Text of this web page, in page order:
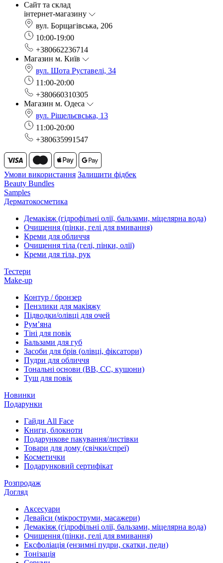
Сайт та склад
інтернет-магазину
вул. Борщагівська, 206
10:00-19:00
+380662236714
Магазин м. Київ
вул. Шота Руставелі, 34
11:00-20:00
+380660310305
Магазин м. Одеса
вул. Рішельєвська, 13
11:00-20:00
+380635991547
Умови використання Залишити фідбек
Beauty Bundles
Samples
Дерматокосметика
Демакіяж (гідрофільні олії, бальзами, міцелярна вода)
Очищення (пінки, гелі для вмивання)
Креми для обличчя
Очищення тіла (гелі, пінки, олії)
Креми для тіла, рук
Тестери
Make-up
Контур / бронзер
Пензлики для макіяжу
Підводки/олівці для очей
Румʼяна
Тіні для повік
Бальзами для губ
Засоби для брів (олівці, фіксатори)
Пудри для обличчя
Тональні основи (BB, CC, кушони)
Туш для повік
Новинки
Подарунки
Гайди All Face
Книги, блокноти
Подарункове пакування/листівки
Товари для дому (свічки/спреї)
Косметички
Подарунковий сертифікат
Розпродаж
Догляд
Аксесуари
Девайси (мікроструми, масажери)
Демакіяж (гідрофільні олії, бальзами, міцелярна вода)
Очищення (пінки, гелі для вмивання)
Ексфоліація (ензимні пудри, скатки, педи)
Тонізація